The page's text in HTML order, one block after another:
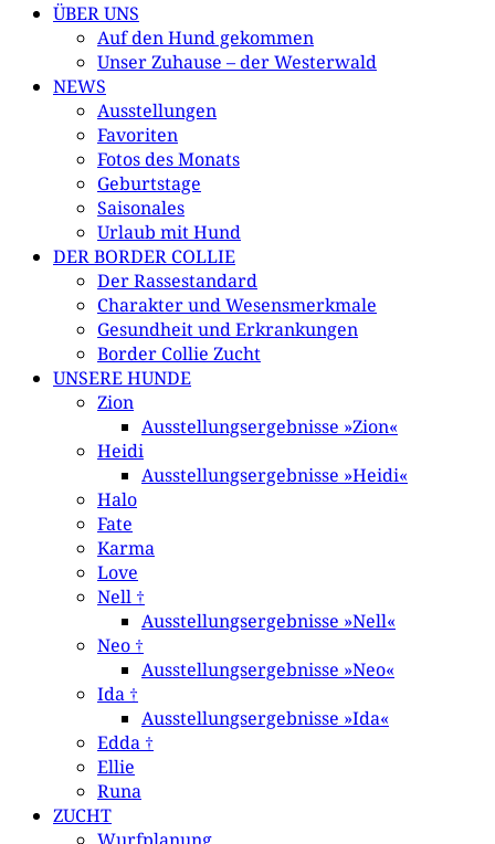
ÜBER UNS
Auf den Hund gekommen
Unser Zuhause – der Westerwald
NEWS
Ausstellungen
Favoriten
Fotos des Monats
Geburtstage
Saisonales
Urlaub mit Hund
DER BORDER COLLIE
Der Rassestandard
Charakter und Wesensmerkmale
Gesundheit und Erkrankungen
Border Collie Zucht
UNSERE HUNDE
Zion
Ausstellungsergebnisse »Zion«
Heidi
Ausstellungsergebnisse »Heidi«
Halo
Fate
Karma
Love
Nell †
Ausstellungsergebnisse »Nell«
Neo †
Ausstellungsergebnisse »Neo«
Ida †
Ausstellungsergebnisse »Ida«
Edda †
Ellie
Runa
ZUCHT